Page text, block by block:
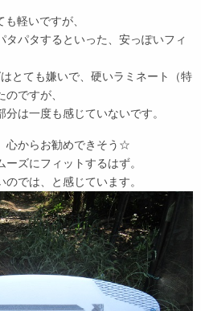
軽いですが、
タパタするといった、安っぽいフィ
とても嫌いで、硬いラミネート（特
ですが、
は一度も感じていないです。
心からお勧めできそう☆
ズにフィットするはず。
では、と感じています。